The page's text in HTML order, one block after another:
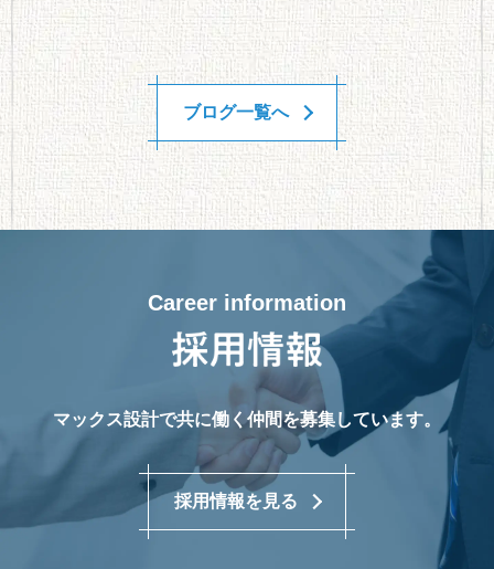
ブログ一覧へ
Career information
マックス設計で共に働く仲間を募集しています。
採用情報を見る